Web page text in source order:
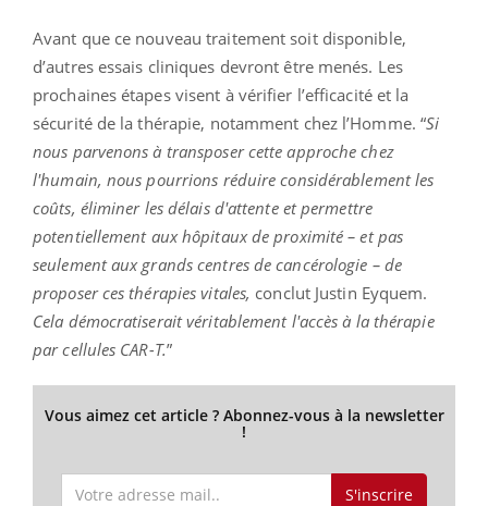
Avant que ce nouveau traitement soit disponible,
d’autres essais cliniques devront être menés. Les
prochaines étapes visent à vérifier l’efficacité et la
sécurité de la thérapie, notamment chez l’Homme. “Si
nous parvenons à transposer cette approche chez
l'humain, nous pourrions réduire considérablement les
coûts, éliminer les délais d'attente et permettre
potentiellement aux hôpitaux de proximité – et pas
seulement aux grands centres de cancérologie – de
proposer ces thérapies vitales, conclut Justin Eyquem.
Cela démocratiserait véritablement l'accès à la thérapie
par cellules CAR-T.”
Vous aimez cet article ? Abonnez-vous à la newsletter
!
S'inscrire